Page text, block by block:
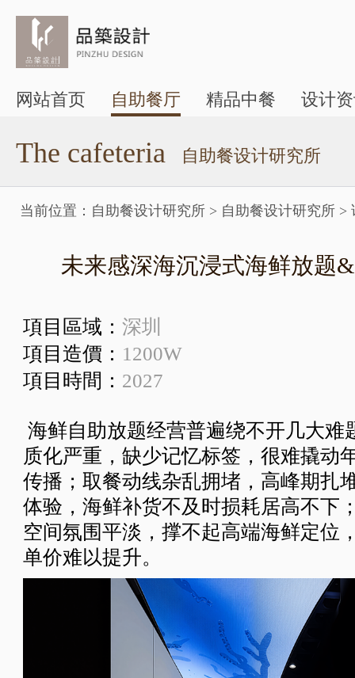
网站首页 自助餐厅 精品中餐 设计
The cafeteria 自助餐设计研究所
当前位置： 自助餐设计研究所 > 自助餐设计研究所 >
未来感深海沉浸式海鲜放题
項目區域： 深圳
項目造價： 1200W
項目時間： 2027
海鲜自助放题经营普遍绕不开几大难
质化严重，缺少记忆标签，很难撬动
传播；取餐动线杂乱拥堵，高峰期扎
体验，海鲜补货不及时损耗居高不下
空间氛围平淡，撑不起高端海鲜定位
单价难以提升。